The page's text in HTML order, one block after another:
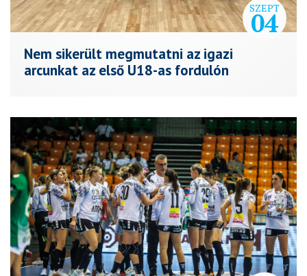
SZEPT
04
Nem sikerült megmutatni az igazi
arcunkat az első U18-as fordulón